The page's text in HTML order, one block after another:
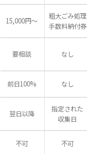
15,000円〜
粗大ごみ処理
手数料納付券
要相談 なし
前日100% なし
翌日以降
指定された
収集日
不可 不可